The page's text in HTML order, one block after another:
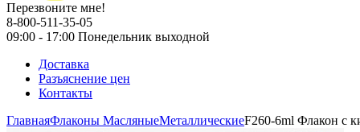
Перезвоните мне!
8-800-511-35-05
09:00 - 17:00 Понедельник выходной
Доставка
Разъяснение цен
Контакты
ГлавнаяФлаконы МасляныеМеталлическиеF260-6ml Флакон с